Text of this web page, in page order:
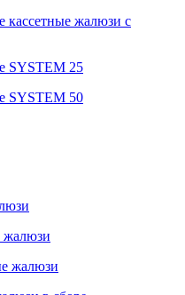
кассетные жалюзи с
SYSTEM 25
SYSTEM 50
жалюзи
жалюзи